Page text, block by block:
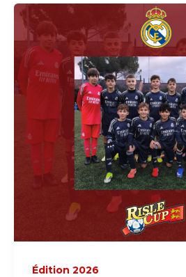
Édition 2026
#18
FOCUS
SUR
LES
CLUBS
PROFESSIONNELS
MADRID